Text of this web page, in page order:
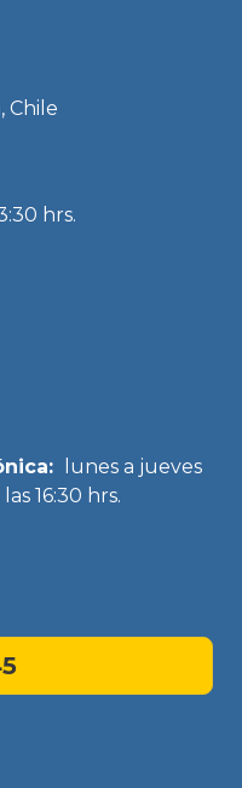
Chile
hrs.
lunes a jueves
16:30 hrs.